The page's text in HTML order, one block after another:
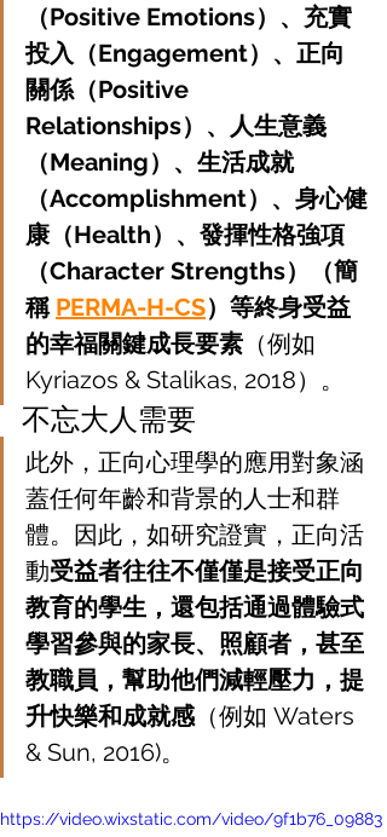
（Positive Emotions）、充實
投入（Engagement）、正向
關係（Positive
Relationships）、人生意義
（Meaning）、生活成就
（Accomplishment）、身心健
康（Health）、發揮性格強項
（Character Strengths）（簡
稱 PERMA-H-CS）等終身受益
的幸福關鍵成長要素 （例如
Kyriazos & Stalikas, 2018）。
不忘大人需要
此外，正向心理學的應用對象涵
蓋任何年齡和背景的人士和群
體。因此，如研究證實，正向活
動受益者往往不僅僅是接受正向
教育的學生，還包括通過體驗式
學習參與的家長、照顧者，甚至
教職員，幫助他們減輕壓力，提
升快樂和成就感（例如 Waters
& Sun, 2016)。
https://video.wixstatic.com/video/9f1b76_09883